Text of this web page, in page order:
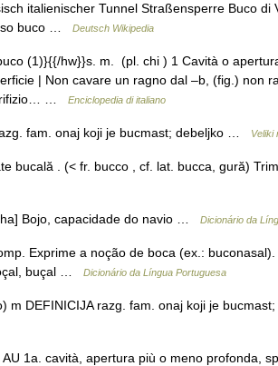
italienischer Tunnel Straßensperre Buco di
buco …
Deutsch Wikipedia
(1)}{{/hw}}s. m. (pl. chi ) 1 Cavità o
| Non cavare un ragno dal –b, (fig.) non
…
Enciclopedia di italiano
fam. onaj koji je bucmast; debeljko … Veliki
bucală . (< fr. bucco , cf. lat. bucca, gură)
Bojo, capacidade do navio … Dicionário da
Exprime a noção de boca (ex.:
buçal …
Dicionário da Língua Portuguesa
m DEFINICIJA razg. fam. onaj koji je
1a. cavità, apertura più o meno profonda,